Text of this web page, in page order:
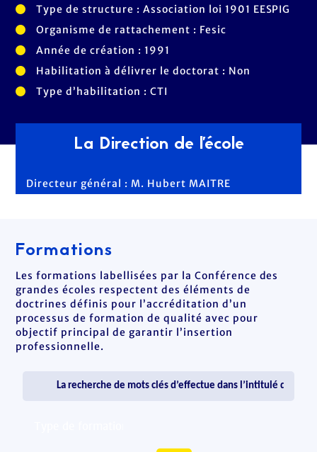
Type de structure : Association loi 1901 EESPIG
Organisme de rattachement : Fesic
Année de création : 1991
Habilitation à délivrer le doctorat : Non
Type d’habilitation : CTI
La Direction de l'école
Directeur général : M. Hubert MAITRE
Formations
Les formations labellisées par la Conférence des
grandes écoles respectent des éléments de
doctrines définis pour l’accréditation d’un
processus de formation de qualité avec pour
objectif principal de garantir l’insertion
professionnelle.